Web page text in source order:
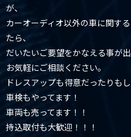
が、
カーオーディオ以外の車に関す
たら、
だいたいご要望をかなえる事が出
お気軽にご相談ください。
ドレスアップも得意だったりも
車検もやってます！
車両も売ってます！！
持込取付も大歓迎！！！